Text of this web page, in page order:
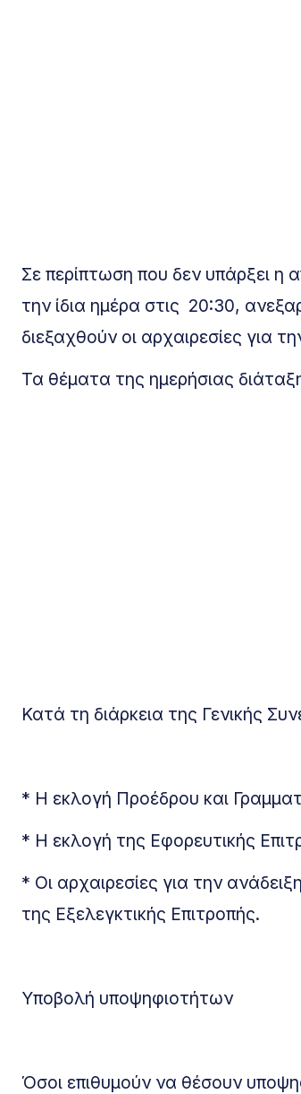
Σε περίπτωση που δεν υπάρξει η
την ίδια ημέρα στις 20:30,
διεξαχθούν οι αρχαιρεσίες
Τα θέματα της ημερήσιας
Κατά τη διάρκεια της Γενικής
* Η εκλογή Προέδρου και
* Η εκλογή της Εφορευτικής
* Οι αρχαιρεσίες για την
της Εξελεγκτικής Επιτροπής.
Υποβολή υποψηφιοτήτων
Όσοι επιθυμούν να θέσουν